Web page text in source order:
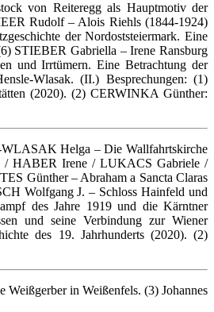
von Reiteregg als Hauptmotiv der
Rudolf – Alois Riehls (1844-1924)
der Nordoststeiermark. Eine
STIEBER Gabriella – Irene Ransburg
und Irrtümern. Eine Betrachtung der
Wlasak. (II.) Besprechungen: (1)
(2020). (2) CERWINKA Günther:
Helga – Die Wallfahrtskirche
/ HABER Irene / LUKACS Gabriele /
Günther – Abraham a Sancta Claras
Wolfgang J. – Schloss Hainfeld und
des Jahre 1919 und die Kärntner
und seine Verbindung zur Wiener
des 19. Jahrhunderts (2020). (2)
in Weißenfels. (3) Johannes